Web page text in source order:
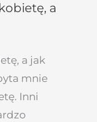
a
a jak
mnie
Inni